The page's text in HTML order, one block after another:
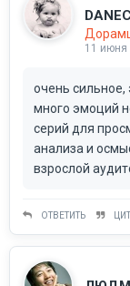
11 июня
очень
много эмоций
серий для
анализа и
взрослой
ОТВЕТИТЬ